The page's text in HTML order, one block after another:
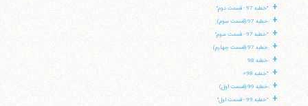
+ "خطبه 97 - قسمت دوم"
+ خطبه 97 (قسمت سوم)
+ "خطبه 97 - قسمت سوم"
+ خطبه 97 (قسمت چهارم)
+ خطبه 98
+ "خطبه 98»
+ خطبه 99 (قسمت اول)
+ "خطبه 99 - قسمت اول"